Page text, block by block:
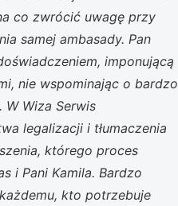
co zwrócić uwagę przy
samej ambasady. Pan
imponującą
nie wspominając o bardzo
Wiza Serwis
legalizacji i tłumaczenia
którego proces
i Pani Kamila. Bardzo
kto potrzebuje